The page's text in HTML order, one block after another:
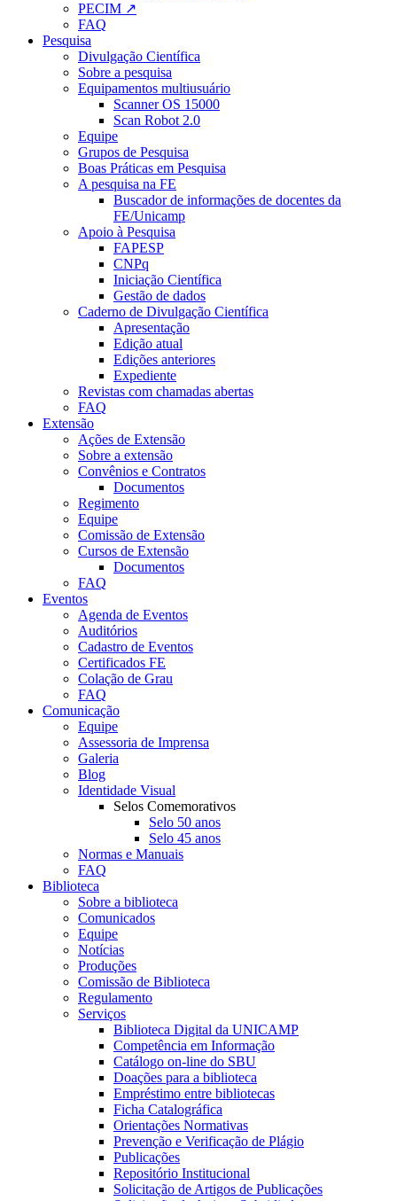
PECIM ↗
FAQ
Pesquisa
Divulgação Científica
Sobre a pesquisa
Equipamentos multiusuário
Scanner OS 15000
Scan Robot 2.0
Equipe
Grupos de Pesquisa
Boas Práticas em Pesquisa
A pesquisa na FE
Buscador de informações de docentes da
FE/Unicamp
Apoio à Pesquisa
FAPESP
CNPq
Iniciação Científica
Gestão de dados
Caderno de Divulgação Científica
Apresentação
Edição atual
Edições anteriores
Expediente
Revistas com chamadas abertas
FAQ
Extensão
Ações de Extensão
Sobre a extensão
Convênios e Contratos
Documentos
Regimento
Equipe
Comissão de Extensão
Cursos de Extensão
Documentos
FAQ
Eventos
Agenda de Eventos
Auditórios
Cadastro de Eventos
Certificados FE
Colação de Grau
FAQ
Comunicação
Equipe
Assessoria de Imprensa
Galeria
Blog
Identidade Visual
Selos Comemorativos
Selo 50 anos
Selo 45 anos
Normas e Manuais
FAQ
Biblioteca
Sobre a biblioteca
Comunicados
Equipe
Notícias
Produções
Comissão de Biblioteca
Regulamento
Serviços
Biblioteca Digital da UNICAMP
Competência em Informação
Catálogo on-line do SBU
Doações para a biblioteca
Empréstimo entre bibliotecas
Ficha Catalográfica
Orientações Normativas
Prevenção e Verificação de Plágio
Publicações
Repositório Institucional
Solicitação de Artigos de Publicações